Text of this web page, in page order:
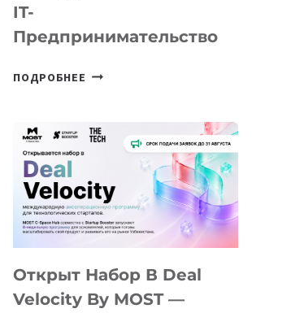
IT-
Предпринимательство
ПОДРОБНЕЕ ОТ
АЛМАТЫ:
YOUTH
CAMP
ДАЛ
ПОДРОСТКАМ
БИЛЕТ
Открыт Набор В Deal
Velocity By MOST —